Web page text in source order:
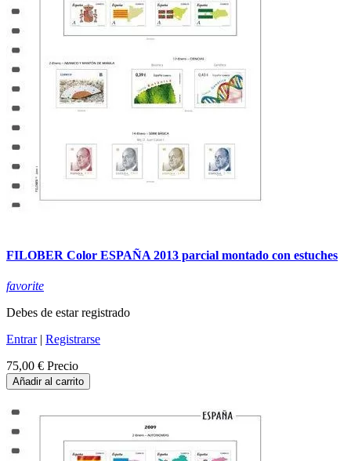
FILOBER Color ESPAÑA 2013 parcial montado con estuches
favorite
Debes de estar registrado
Entrar| Registrarse
75,00 € Precio
Añadir al carrito